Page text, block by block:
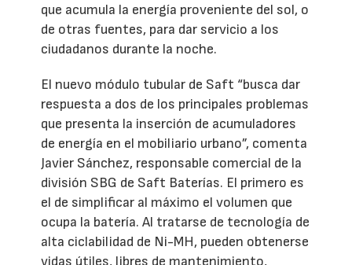
que acumula la energía proveniente del sol, o
de otras fuentes, para dar servicio a los
ciudadanos durante la noche.
El nuevo módulo tubular de Saft “busca dar
respuesta a dos de los principales problemas
que presenta la inserción de acumuladores
de energía en el mobiliario urbano”, comenta
Javier Sánchez, responsable comercial de la
división SBG de Saft Baterías. El primero es
el de simplificar al máximo el volumen que
ocupa la batería. Al tratarse de tecnología de
alta ciclabilidad de Ni-MH, pueden obtenerse
vidas útiles, libres de mantenimiento,